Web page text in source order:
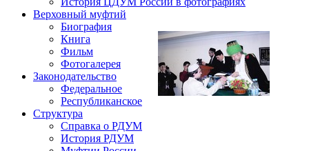
Верховный муфтий
Биография
Книга
Фильм
Фотогалерея
Законодательство
Федеральное
Республиканское
Структура
Справка о РДУМ
История РДУМ